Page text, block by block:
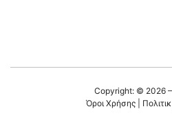
Copyright: © 2026
Όροι Χρήσης|